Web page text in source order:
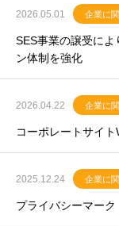
2026.05.01 企業に
SES事業の譲受に
ン体制を強化
2026.04.22 企業に
コーポレートサイ
2025.12.24 企業に
プライバシーマーク